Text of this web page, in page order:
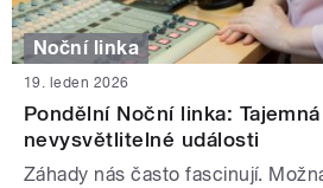
Noční linka
19. leden 2026
Pondělní Noční linka:
nevysvětlitelné události
Záhady nás často fascinují.